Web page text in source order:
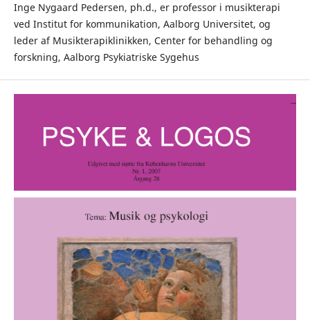
Inge Nygaard Pedersen, ph.d., er professor i musikterapi
ved Institut for kommunikation, Aalborg Universitet, og
leder af Musikterapiklinikken, Center for behandling og
forskning, Aalborg Psykiatriske Sygehus